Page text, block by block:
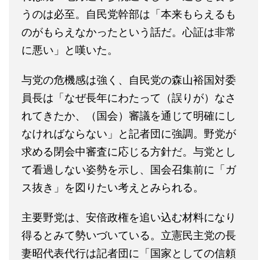
うのは必至。自民党幹部は「本来もらえるも
のがもらえなかったという話だ。心証は非常
に悪い」と嘆いた。
与党の危機感は強く、自民党の森山裕国対委
員長は「なぜ長年にわたって（誤りが）なさ
れてきたか、（国会）審議を通じて明確にし
なければならない」と記者団に強調。野党が
求める閉会中審査に応じる方針だ。与党とし
て看過しない姿勢を示し、国会召集前に「ガ
ス抜き」を図りたい考えとみられる。
主要野党は、安倍政権を追い込む材料になり
得るとみて勢いづいている。立憲民主党の長
妻昭代表代行は記者団に「国家としての信頼